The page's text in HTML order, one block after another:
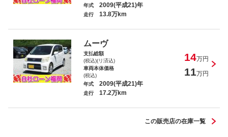
Ｎ－ＢＯＸカスタム Ｇ・Ｌパッケージ
年式 2009(平成21)年
走行 13.8万km
ムーヴ
支払総額
(税込)(リ済込)
14万円
車両本体価格
(税込)
11万円
年式 2009(平成21)年
走行 17.2万km
この販売店の在庫一覧